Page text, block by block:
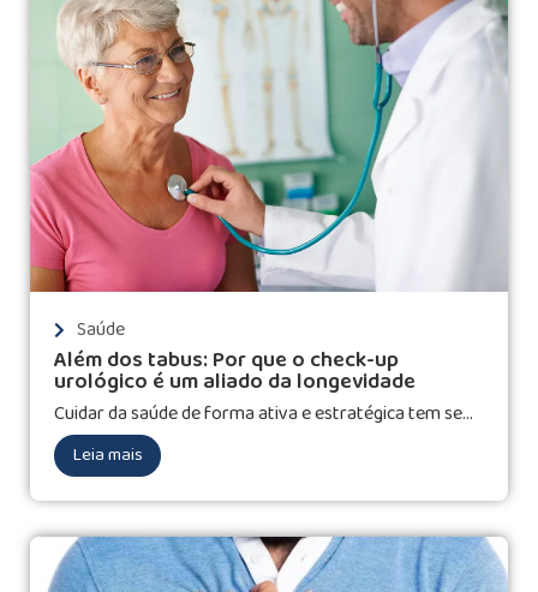
Saúde
Além dos tabus: Por que o check-up
urológico é um aliado da longevidade
Cuidar da saúde de forma ativa e estratégica tem se...
Leia mais